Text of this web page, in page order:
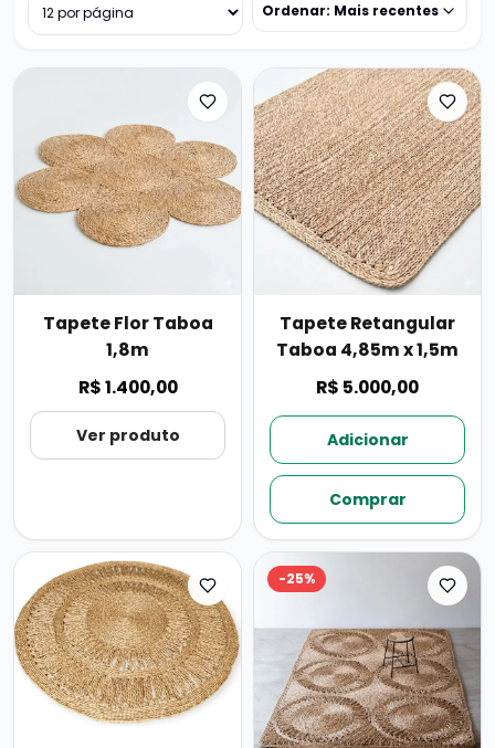
Ordenar: Mais recentes
Tapete Flor Taboa
1,8m
R$ 1.400,00
Ver produto
Tapete Retangular
Taboa 4,85m x 1,5m
R$ 5.000,00
Adicionar
Comprar
-25%